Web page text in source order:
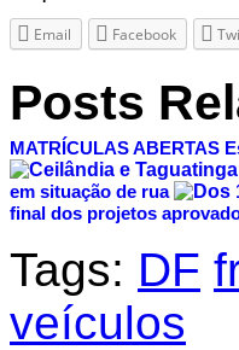
Email Facebook
Posts
MATRÍCULAS ABERTAS
em situação de rua
final dos projetos
Tags: DF
veículos